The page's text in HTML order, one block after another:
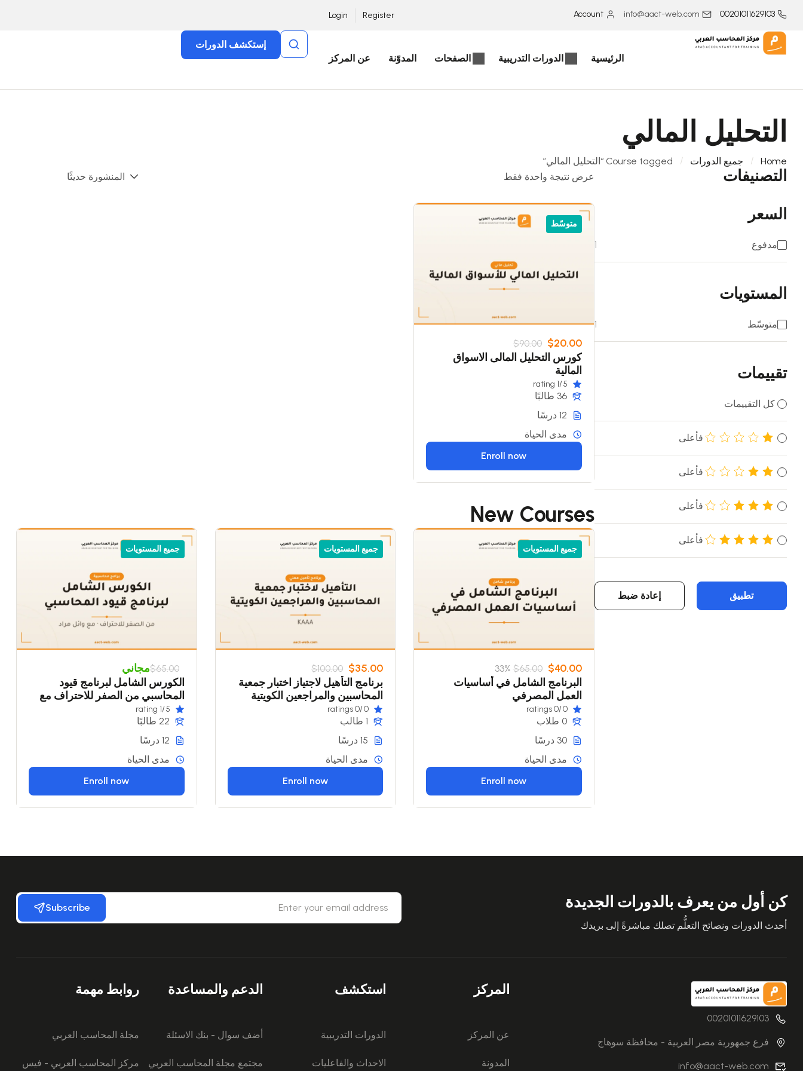
00201011629103
info@aact-web.com
Account
Register
Login
الرئيسية الدورات التدريبية الصفحات المدوّنة عن المركز
إستكشف الدورات
التحليل المالي
Home جميع الدورات Course tagged “التحليل المالي”
التصنيفات
السعر
مدفوع 1
المستويات
متوسّط 1
تقييمات
كل التقييمات
فأعلى
فأعلى
فأعلى
فأعلى
تطبيق إعادة ضبط
عرض نتيجة واحدة فقط
متوسّط
$90.00 $20.00
كورس التحليل المالى الاسواق
المالية
5
/1 rating
36 طالبًا
12 درسًا
مدى الحياة
Enroll now
New Courses
جميع المستويات
$65.00 $40.00
33%
البرنامج الشامل في أساسيات
العمل المصرفي
0
/0 ratings
0 طلاب
30 درسًا
مدى الحياة
Enroll now
جميع المستويات
$100.00 $35.00
برنامج التأهيل لاجتياز اختبار جمعية
المحاسبين والمراجعين الكويتية
(KAAA)
0
/0 ratings
1 طالب
15 درسًا
مدى الحياة
Enroll now
جميع المستويات
$65.00مجاني
الكورس الشامل لبرنامج قيود
المحاسبي من الصفر للاحتراف مع
وائل مراد
5
/1 rating
22 طالبًا
12 درسًا
مدى الحياة
Enroll now
كن أول من يعرف بالدورات الجديدة
أحدث الدورات ونصائح التعلُّم تصلك مباشرةً إلى بريدك
Subscribe
00201011629103
فرع جمهورية مصر العربية - محافظة سوهاج
info@aact-web.com
المركز
عن المركز
المدونة
استكشف
الدورات التدريبية
الاحداث والفاعليات
الدعم والمساعدة
أضف سوال - بنك الاسئلة
مجتمع مجلة المحاسب العربي
روابط مهمة
مجلة المحاسب العربي
مركز المحاسب العربي - فيس